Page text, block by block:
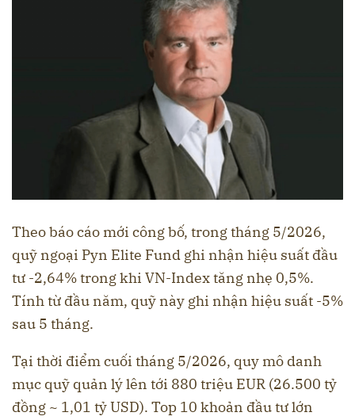
Theo báo cáo mới công bố, trong tháng 5/2026,
quỹ ngoại Pyn Elite Fund ghi nhận hiệu suất đầu
tư -2,64% trong khi VN-Index tăng nhẹ 0,5%.
Tính từ đầu năm, quỹ này ghi nhận hiệu suất -5%
sau 5 tháng.
Tại thời điểm cuối tháng 5/2026, quy mô danh
mục quỹ quản lý lên tới 880 triệu EUR (26.500 tỷ
đồng ~ 1,01 tỷ USD). Top 10 khoản đầu tư lớn